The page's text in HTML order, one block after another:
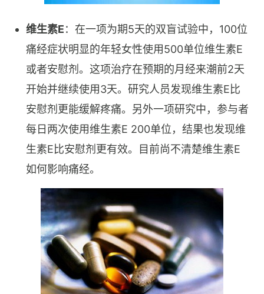
维生素E：在一项为期5天的双盲试验中，100位
痛经症状明显的年轻女性使用500单位维生素E
或者安慰剂。这项治疗在预期的月经来潮前2天
开始并继续使用3天。研究人员发现维生素E比
安慰剂更能缓解疼痛。另外一项研究中，参与者
每日两次使用维生素E 200单位，结果也发现维
生素E比安慰剂更有效。目前尚不清楚维生素E
如何影响痛经。